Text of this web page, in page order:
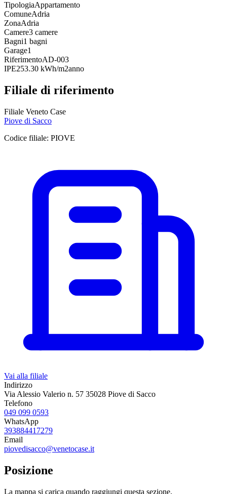
TipologiaAppartamento
ComuneAdria
ZonaAdria
Camere3 camere
Bagni1 bagni
Garage1
RiferimentoAD-003
IPE253.30 kWh/m2anno
Filiale di riferimento
Filiale Veneto Case
Piove di Sacco
Codice filiale: PIOVE
Vai alla filiale
Indirizzo
Via Alessio Valerio n. 57 35028 Piove di Sacco
Telefono
049 099 0593
WhatsApp
393884417279
Email
piovedisacco@venetocase.it
Posizione
La mappa si carica quando raggiungi questa sezione.